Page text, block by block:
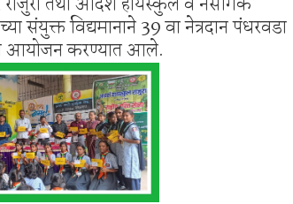
व विविध योजनांचा लाभ घ्यावा
यांनी बेकायदेशीर ऑनलाइन लॉटरीविरोधात पोलिसांना निवेदन
संयुक्त विद्यमानाने 39 वा नेत्रदान पंधरवडा
आयोजन करण्यात आले.